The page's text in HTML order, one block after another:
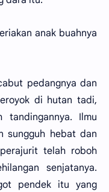
anak buahnya
pedangnya dan
di hutan tadi,
tandingannya. Ilmu
sungguh hebat dan
telah roboh
senjatanya.
pendek itu yang